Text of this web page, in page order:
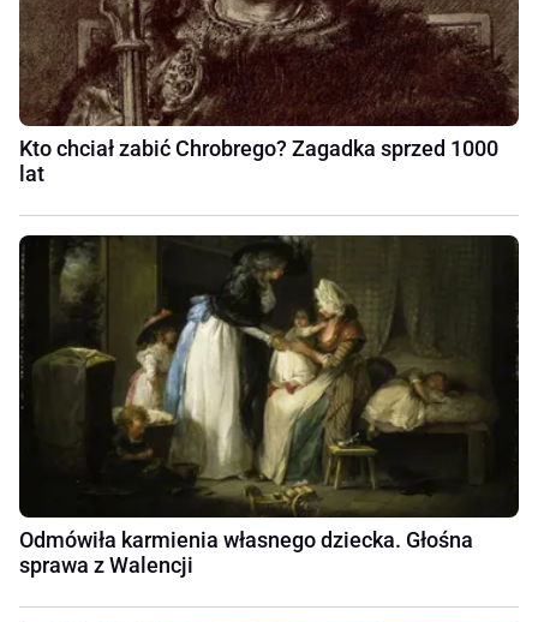
Kto chciał zabić Chrobrego? Zagadka sprzed 1000
lat
Odmówiła karmienia własnego dziecka. Głośna
sprawa z Walencji